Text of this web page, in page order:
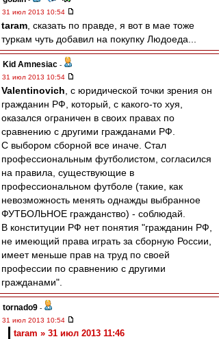
31 июл 2013 10:54
taram , сказать по правде, я вот в мае тоже
туркам чуть добавил на покупку Людоеда...
Kid Amnesiac -
31 июл 2013 10:54
Valentinovich , с юридической точки зрения он
гражданин РФ, который, с какого-то хуя,
оказался ограничен в своих правах по
сравнению с другими гражданами РФ.
С выбором сборной все иначе. Стал
профессиональным футболистом, согласился
на правила, существующие в
профессиональном футболе (такие, как
невозможность менять однажды выбранное
ФУТБОЛЬНОЕ гражданство) - соблюдай.
В конституции РФ нет понятия "гражданин РФ,
не имеющий права играть за сборную России,
имеет меньше прав на труд по своей
профессии по сравнению с другими
гражданами".
tornado9 -
31 июл 2013 10:54
taram » 31 июл 2013 11:46